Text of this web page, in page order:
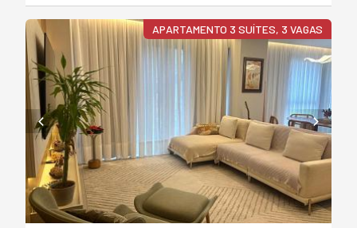
APARTAMENTO 3 SUÍTES, 3 VAGAS